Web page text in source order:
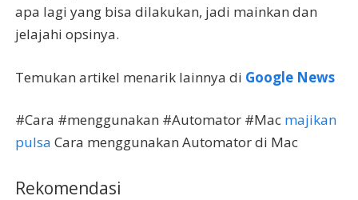
apa lagi yang bisa dilakukan, jadi mainkan dan
jelajahi opsinya.
Temukan artikel menarik lainnya di Google News
#Cara #menggunakan #Automator #Mac majikan
pulsa Cara menggunakan Automator di Mac
Rekomendasi